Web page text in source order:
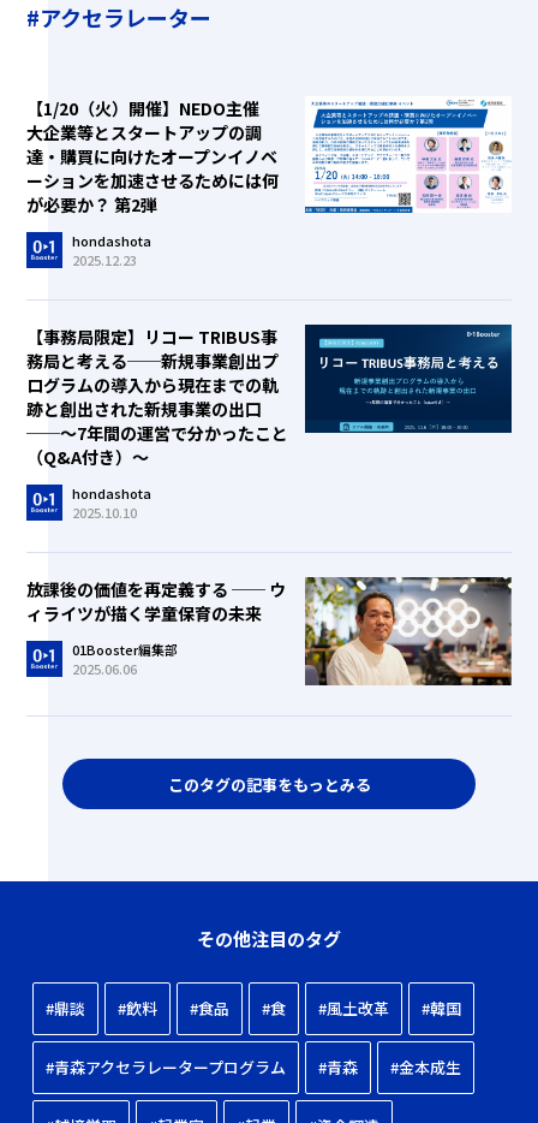
#アクセラレーター
【1/20（火）開催】NEDO主催
大企業等とスタートアップの調
達・購買に向けたオープンイノベ
ーションを加速させるためには何
が必要か？ 第2弾
hondashota
2025.12.23
【事務局限定】リコー TRIBUS事
務局と考える──新規事業創出プ
ログラムの導入から現在までの軌
跡と創出された新規事業の出口
──～7年間の運営で分かったこと
（Q&A付き）～
hondashota
2025.10.10
放課後の価値を再定義する ── ウ
ィライツが描く学童保育の未来
01Booster編集部
2025.06.06
このタグの記事をもっとみる
その他注目のタグ
#鼎談 #飲料 #食品 #食 #風土改革 #韓国
#青森アクセラレータープログラム #青森 #金本成生